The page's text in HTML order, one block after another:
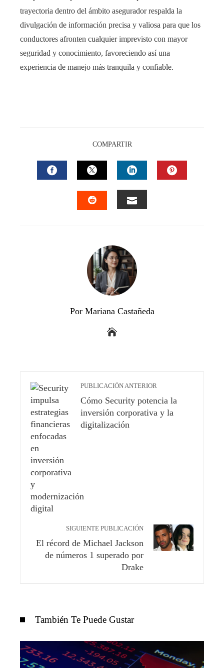
trayectoria dentro del ámbito asegurador respalda la
divulgación de información precisa y valiosa para que los
conductores afronten cualquier imprevisto con mayor
seguridad y conocimiento, favoreciendo así una
experiencia de manejo más tranquila y confiable.
COMPARTIR
FACEBOOKTWITTERLINKEDIN
Por Mariana Castañeda
PUBLICACIÓN ANTERIOR
Cómo Security potencia la
inversión corporativa y la
digitalización
SIGUIENTE PUBLICACIÓN
El récord de Michael Jackson
de números 1 superado por
Drake
También Te Puede Gustar